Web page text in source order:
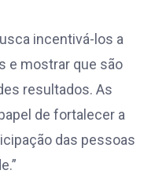
incentivá-los a
e mostrar que são
resultados. As
de fortalecer a
das pessoas